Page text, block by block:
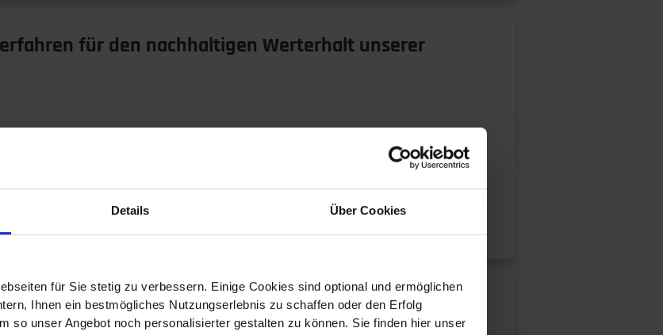
Details Über Cookies
für Sie stetig zu verbessern. Einige Cookies sind optional und ermöglichen
Ihnen ein bestmögliches Nutzungserlebnis zu schaffen oder den Erfolg
so unser Angebot noch personalisierter gestalten zu können. Sie finden hier unser
für den nachhaltigen Werterhalt unserer
der KanalsanierungMarode Leitungen gefährden Hygiene, Umwelt und
Industrie: von der Ursache zur Lösung